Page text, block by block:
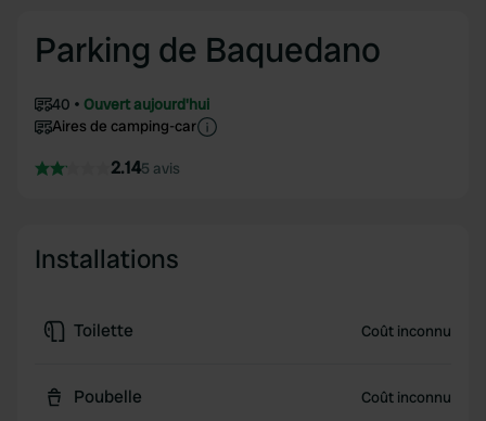
Parking de Baquedano
40
Ouvert aujourd'hui
Aires de camping-car
2.145 avis
Installations
Toilette Coût inconnu
Poubelle Coût inconnu